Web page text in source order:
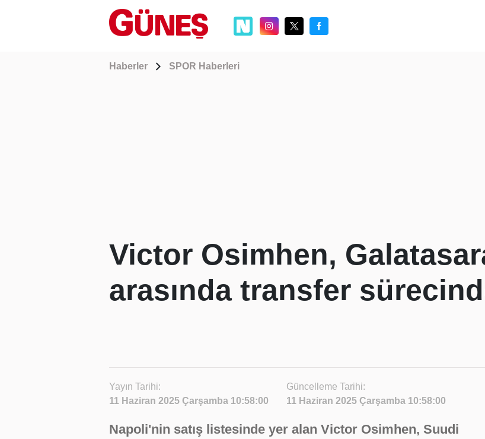
Haberler SPOR Haberleri
Victor Osimhen,
arasında transfer
Yayın Tarihi:
11 Haziran 2025 Çarşamba 10:58:00
Güncelleme Tarihi:
11 Haziran 2025 Çarşamba 10:58:00
Napoli'nin satış listesinde yer alan Victor Osimhen, Suudi